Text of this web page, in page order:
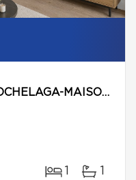
MONTRÉAL (MERCIER/HOCHELAGA-MAISONNEUVE)
1 1